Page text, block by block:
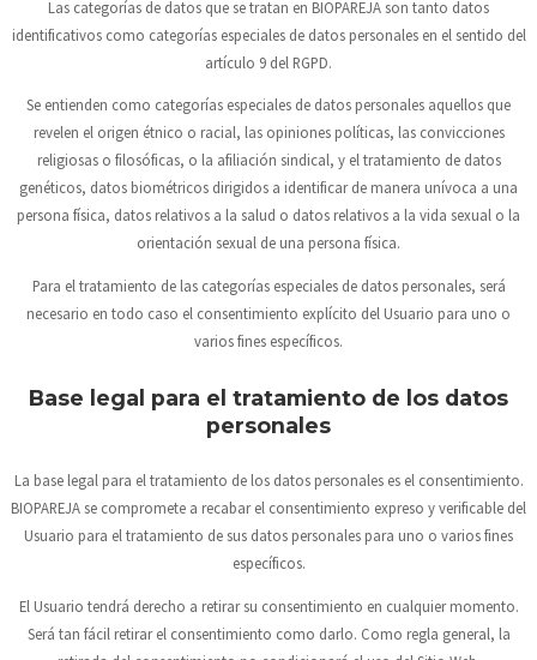
Las categorías de datos que se tratan en BIOPAREJAson tanto datos
identificativos como categorías especiales de datos personales en el sentido del
artículo 9 del RGPD.
Se entienden como categorías especiales de datos personales aquellos que
revelen el origen étnico o racial, las opiniones políticas, las convicciones
religiosas o filosóficas, o la afiliación sindical, y el tratamiento de datos
genéticos, datos biométricos dirigidos a identificar de manera unívoca a una
persona física, datos relativos a la salud o datos relativos a la vida sexual o la
orientación sexual de una persona física.
Para el tratamiento de las categorías especiales de datos personales, será
necesario en todo caso el consentimiento explícito del Usuario para uno o
varios fines específicos.
Base legal para el tratamiento de los datos
personales
La base legal para el tratamiento de los datos personales es el consentimiento.
BIOPAREJAse compromete a recabar el consentimiento expreso y verificable del
Usuario para el tratamiento de sus datos personales para uno o varios fines
específicos.
El Usuario tendrá derecho a retirar su consentimiento en cualquier momento.
Será tan fácil retirar el consentimiento como darlo. Como regla general, la